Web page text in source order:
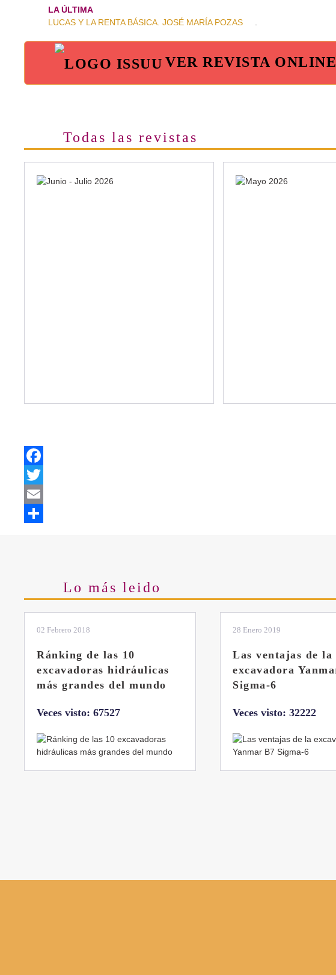
LA ÚLTIMA
LUCAS Y LA RENTA BÁSICA. JOSÉ MARÍA POZAS
.
VER REVISTA ONLINE
Todas las revistas
Facebook
Twitter
Email
Lo más leido
28 Enero 2019
Las ventajas de la
excavadora Yanmar B7
Sigma-6
Veces visto: 32222
11 Marzo 2019
El sistema SLGS de
Liebherr